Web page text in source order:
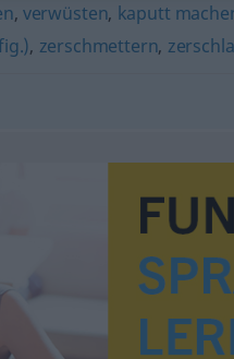
, verwüsten, kaputt
, zerschmettern,